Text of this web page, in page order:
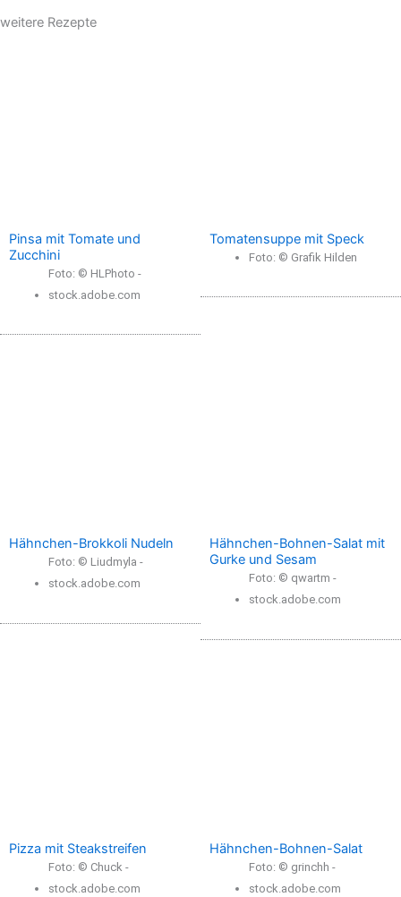
weitere Rezepte
Pinsa mit Tomate und
Zucchini
Foto: © HLPhoto -
stock.adobe.com
Tomatensuppe mit Speck
Foto: © Grafik Hilden
Hähnchen-Brokkoli Nudeln
Foto: © Liudmyla -
stock.adobe.com
Hähnchen-Bohnen-Salat mit
Gurke und Sesam
Foto: © qwartm -
stock.adobe.com
Pizza mit Steakstreifen
Foto: © Chuck -
stock.adobe.com
Hähnchen-Bohnen-Salat
Foto: © grinchh -
stock.adobe.com